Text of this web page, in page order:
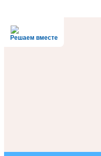
Решаем вместе